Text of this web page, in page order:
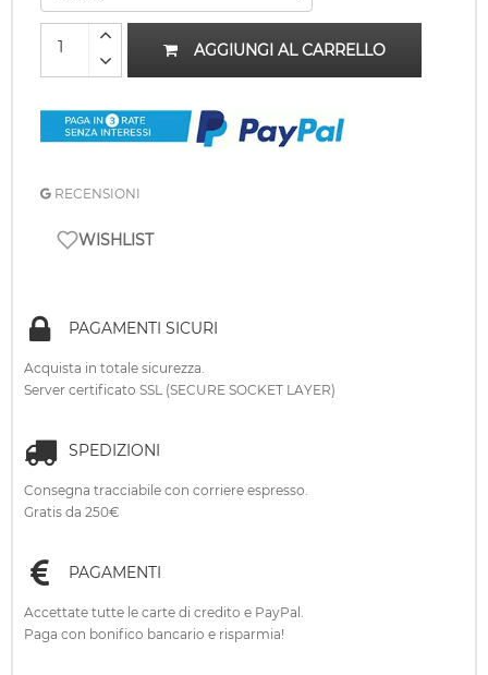
AGGIUNGI AL CARRELLO
RECENSIONI
WISHLIST
PAGAMENTI SICURI
Acquista in totale sicurezza.
Server certificato SSL (SECURE SOCKET LAYER)
SPEDIZIONI
Consegna tracciabile con corriere espresso.
Gratis da 250€
PAGAMENTI
Accettate tutte le carte di credito e PayPal.
Paga con bonifico bancario e risparmia!